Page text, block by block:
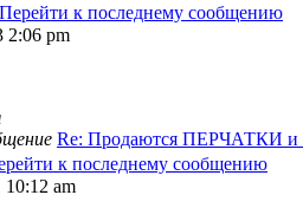
Перейти к последнему сообщению
2:06 pm
Re: Продаются ПЕРЧАТКИ
к последнему сообщению
10:12 am